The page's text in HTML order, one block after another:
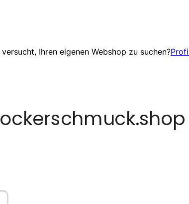
Ihren eigenen Webshop zu suchen?